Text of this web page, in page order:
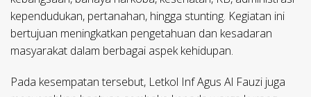
kependudukan, pertanahan, hingga stunting. Kegiatan ini
bertujuan meningkatkan pengetahuan dan kesadaran
masyarakat dalam berbagai aspek kehidupan.
Pada kesempatan tersebut, Letkol Inf Agus Al Fauzi juga